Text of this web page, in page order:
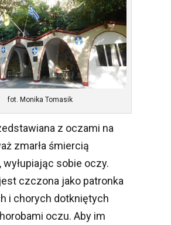
fot. Monika Tomasik
z oczami na
zmarła śmiercią
sobie oczy.
czczona jako patronka
i chorych dotkniętych
oczu. Aby im